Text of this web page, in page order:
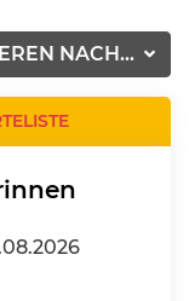
NACH...